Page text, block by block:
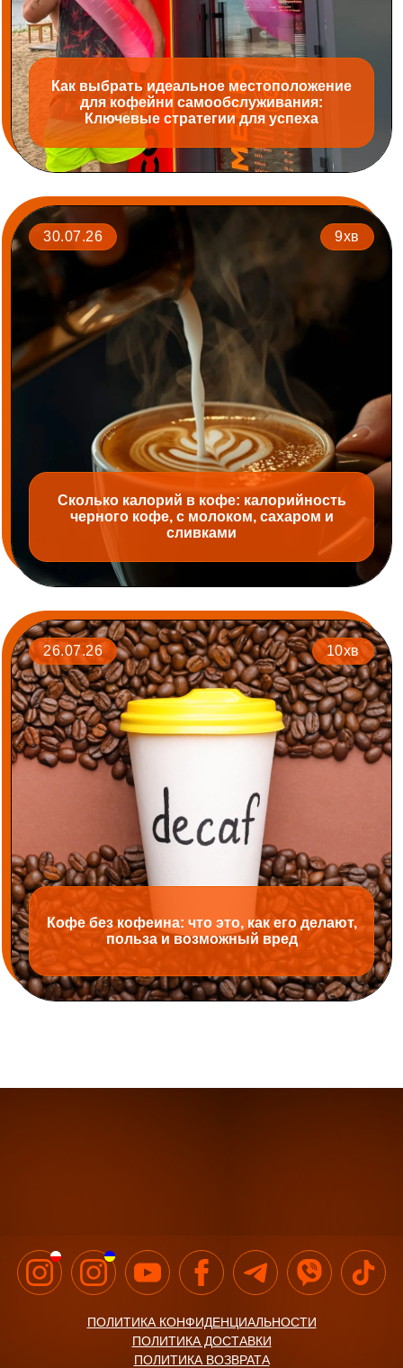
Как выбрать идеальное местоположение
для кофейни самообслуживания:
Ключевые стратегии для успеха
30.07.26 9хв
Сколько калорий в кофе: калорийность
черного кофе, с молоком, сахаром и
сливками
26.07.26 10хв
Кофе без кофеина: что это, как его делают,
польза и возможный вред
ПОЛИТИКА КОНФИДЕНЦИАЛЬНОСТИ
ПОЛИТИКА ДОСТАВКИ
ПОЛИТИКА ВОЗВРАТА